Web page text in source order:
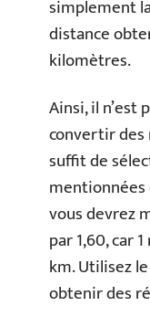
simplement
distance
kilomètres.
Ainsi, il n’est
convertir
suffit de
mentionnées
vous devrez
par 1,60, car
km. Utilisez
obtenir des